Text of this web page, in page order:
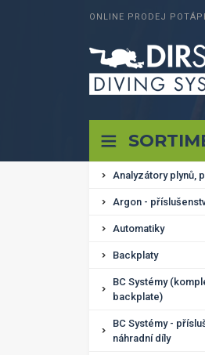
ONLINE PRODEJ
Analyzátory plynů,
Argon -
Automatiky
Backplaty
BC Systémy
backplate)
BC Systémy -
náhradní díly